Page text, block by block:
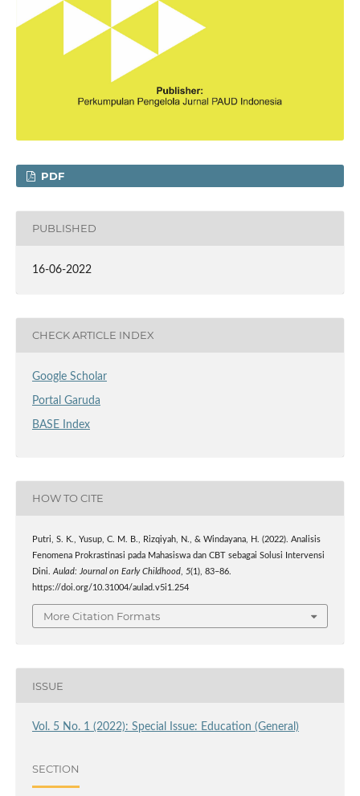
PDF
PUBLISHED
16-06-2022
CHECK ARTICLE INDEX
Google Scholar
Portal Garuda
BASE Index
HOW TO CITE
Putri, S. K., Yusup, C. M. B., Rizqiyah, N., & Windayana, H. (2022). Analisis
Fenomena Prokrastinasi pada Mahasiswa dan CBT sebagai Solusi Intervensi
Dini. Aulad: Journal on Early Childhood, 5(1), 83–86.
https://doi.org/10.31004/aulad.v5i1.254
More Citation Formats
ISSUE
Vol. 5 No. 1 (2022): Special Issue: Education (General)
SECTION